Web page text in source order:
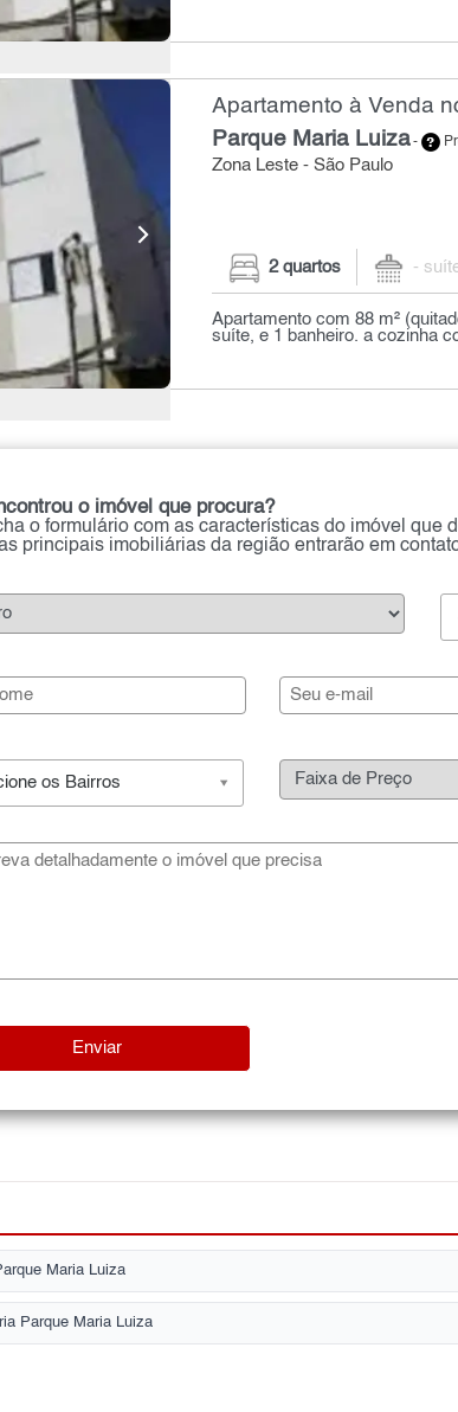
Apartamento à Venda
Parque Maria Luiza-
Zona Leste - São Paulo
2 quartos -
Apartamento com 88 m²
suíte, e 1 banheiro. a cozinha
o imóvel que procura?
o formulário com as características do imóvel que
principais imobiliárias da região entrarão em
os Bairros
Maria Luiza
Parque Maria Luiza